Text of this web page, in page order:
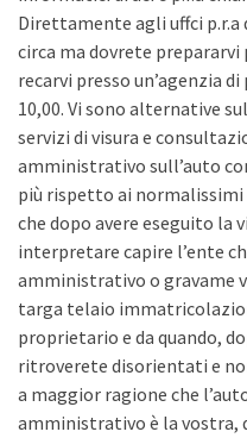
Direttamente agli uffci p.r.a
circa ma dovrete
recarvi presso un’agenzia
10,00. Vi sono alternative
servizi di visura e
amministrativo sull’auto
più rispetto ai normalissimi
che dopo avere eseguito la
interpretare capire l’ente
amministrativo o gravame
targa telaio
proprietario e da quando,
ritroverete disorientati e
a maggior ragione che
amministrativo è la vostra,